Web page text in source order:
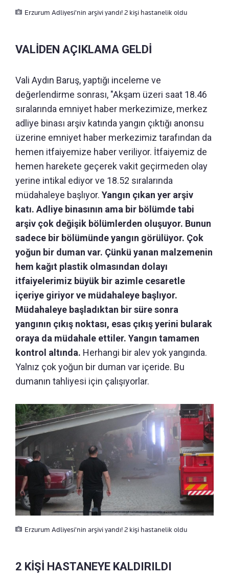
Erzurum Adliyesi'nin arşivi yandı! 2 kişi hastanelik oldu
VALİDEN AÇIKLAMA GELDİ
Vali Aydın Baruş, yaptığı inceleme ve
değerlendirme sonrası, "Akşam üzeri saat 18.46
sıralarında emniyet haber merkezimize, merkez
adliye binası arşiv katında yangın çıktığı anonsu
üzerine emniyet haber merkezimiz tarafından da
hemen itfaiyemize haber veriliyor. İtfaiyemiz de
hemen harekete geçerek vakit geçirmeden olay
yerine intikal ediyor ve 18.52 sıralarında
müdahaleye başlıyor. Yangın çıkan yer arşiv
katı. Adliye binasının ama bir bölümde tabi
arşiv çok değişik bölümlerden oluşuyor. Bunun
sadece bir bölümünde yangın görülüyor. Çok
yoğun bir duman var. Çünkü yanan malzemenin
hem kağıt plastik olmasından dolayı
itfaiyelerimiz büyük bir azimle cesaretle
içeriye giriyor ve müdahaleye başlıyor.
Müdahaleye başladıktan bir süre sonra
yangının çıkış noktası, esas çıkış yerini bularak
oraya da müdahale ettiler. Yangın tamamen
kontrol altında. Herhangi bir alev yok yangında.
Yalnız çok yoğun bir duman var içeride. Bu
dumanın tahliyesi için çalışıyorlar.
Erzurum Adliyesi'nin arşivi yandı! 2 kişi hastanelik oldu
2 KİŞİ HASTANEYE KALDIRILDI